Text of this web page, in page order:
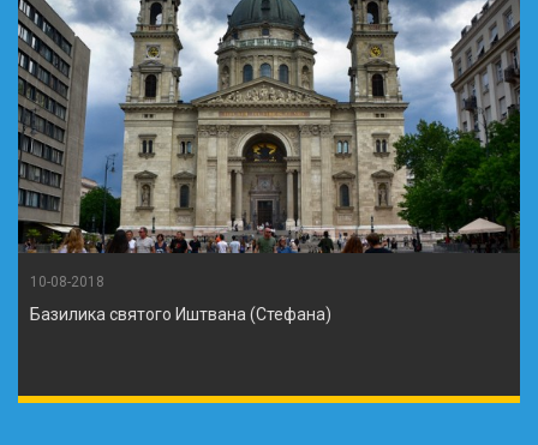
10-08-2018
Базилика святого Иштвана (Стефана)